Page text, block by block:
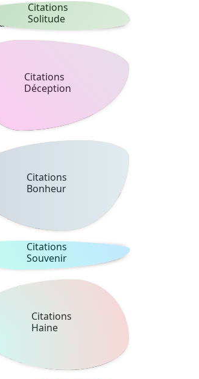
Citations
Solitude
Citations
Déception
Citations
Bonheur
Citations
Souvenir
Citations
Haine